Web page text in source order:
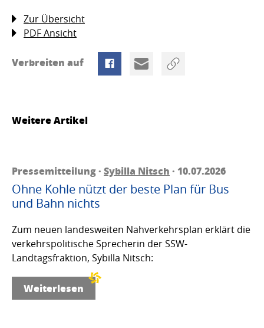
Zur Übersicht
PDF Ansicht
Verbreiten auf
Weitere Artikel
Pressemitteilung · Sybilla Nitsch · 10.07.2026
Ohne Kohle nützt der beste Plan für Bus
und Bahn nichts
Zum neuen landesweiten Nahverkehrsplan erklärt die
verkehrspolitische Sprecherin der SSW-
Landtagsfraktion, Sybilla Nitsch:
Weiterlesen